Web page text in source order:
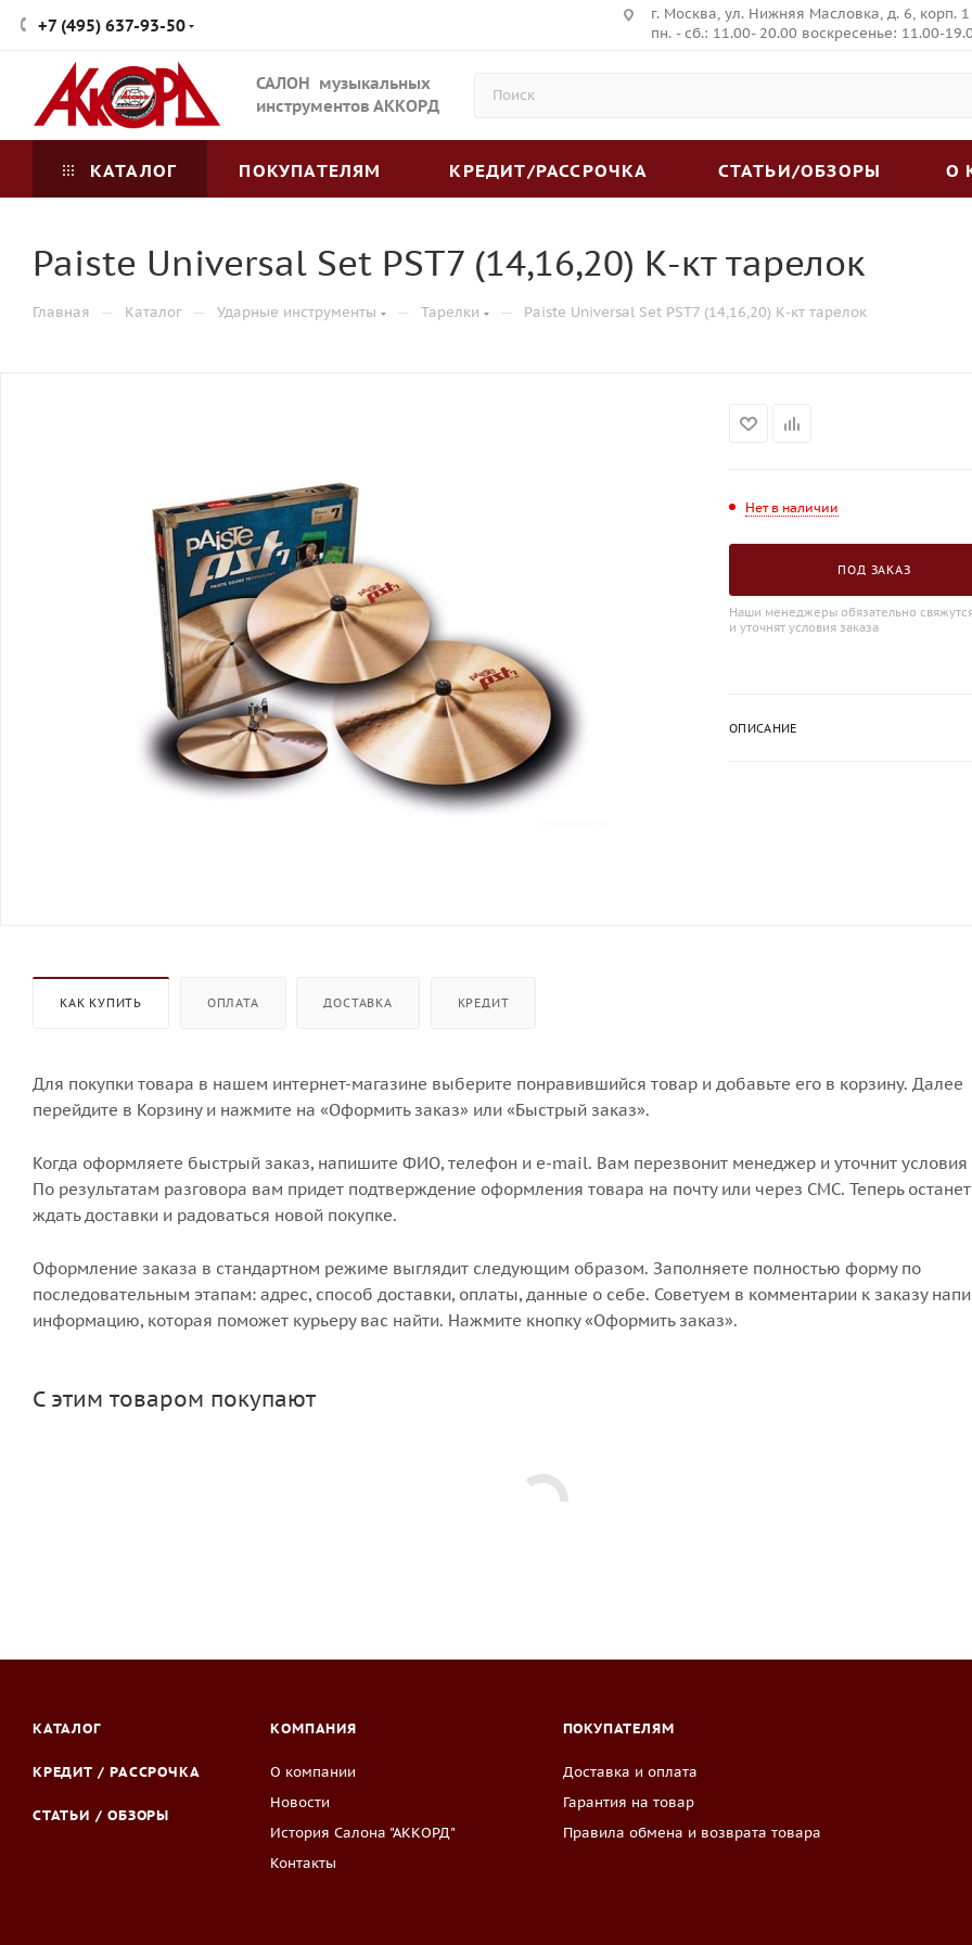
+7 (495) 637-93-50
г. Москва, ул. Нижняя Масловка, д. 6, корп. 1
пн. - сб.: 11.00- 20.00 воскресенье: 11.00-
САЛОН музыкальных
инструментов АККОРД
КАТАЛОГ ПОКУПАТЕЛЯМ КРЕДИТ/РАССРОЧКА СТАТЬИ/ОБЗОРЫ О
Paiste Universal Set PST7 (14,16,20) К-кт тарелок
Главная — Каталог — Ударные инструменты — Тарелки — Paiste Universal Set PST7 (14,16,20) К-кт тарелок
Нет в наличии
ПОД ЗАКАЗ
Наши менеджеры обязательно
и уточнят условия заказа
ОПИСАНИЕ
КАК КУПИТЬ ОПЛАТА ДОСТАВКА КРЕДИТ
Для покупки товара в нашем интернет-магазине выберите понравившийся товар и добавьте его в корзину. Далее
перейдите в Корзину и нажмите на «Оформить заказ» или «Быстрый заказ».
Когда оформляете быстрый заказ, напишите ФИО, телефон и e-mail. Вам перезвонит менеджер и уточнит условия
По результатам разговора вам придет подтверждение оформления товара на почту или через СМС. Теперь
ждать доставки и радоваться новой покупке.
Оформление заказа в стандартном режиме выглядит следующим образом. Заполняете полностью форму по
последовательным этапам: адрес, способ доставки, оплаты, данные о себе. Советуем в комментарии к заказу
информацию, которая поможет курьеру вас найти. Нажмите кнопку «Оформить заказ».
С этим товаром покупают
КАТАЛОГ
КРЕДИТ / РАССРОЧКА
СТАТЬИ / ОБЗОРЫ
КОМПАНИЯ
О компании
Новости
История Салона "АККОРД"
Контакты
ПОКУПАТЕЛЯМ
Доставка и оплата
Гарантия на товар
Правила обмена и возврата товара